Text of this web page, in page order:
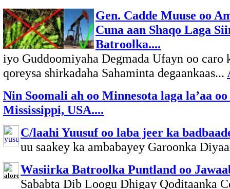
Gen. Cadde Muuse oo
Cuna aan Shaqo Laga
Batroolka....
iyo Guddoomiyaha Degmada Ufayn oo caro
qoreysa shirkadaha Sahaminta degaankaas...
Nin Soomali ah oo Minnesota laga la’aa
Mississippi, USA....
C/laahi Yuusuf oo laba jeer ka
uu saakey ka ambabayey Garoonka
Wasiirka Batroolka Puntland oo
Sababta Dib Loogu Dhigay Qoditaanka